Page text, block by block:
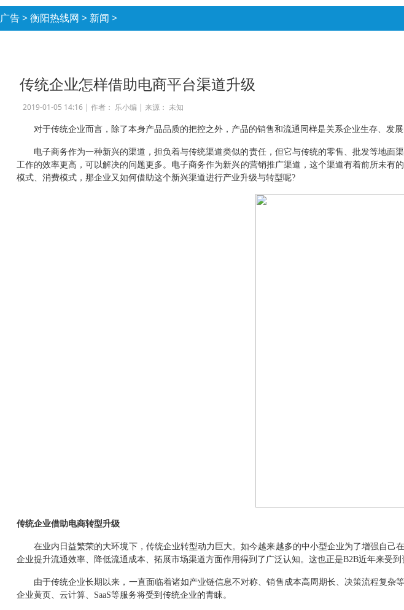
广告>衡阳热线网 > 新闻 >
传统企业怎样借助电商平台渠道升级
2019-01-05 14:16 | 作者： 乐小编 | 来源： 未知
对于传统企业而言，除了本身产品品质的把控之外，产品的销售和流通同样是关系企业生存、发
电子商务作为一种新兴的渠道，担负着与传统渠道类似的责任，但它与传统的零售、批发等地面
工作的效率更高，可以解决的问题更多。电子商务作为新兴的营销推广渠道，这个渠道有着前所未
模式、消费模式，那企业又如何借助这个新兴渠道进行产业升级与转型呢?
传统企业借助电商转型升级
在业内日益繁荣的大环境下，传统企业转型动力巨大。如今越来越多的中小型企业为了增强自
企业提升流通效率、降低流通成本、拓展市场渠道方面作用得到了广泛认知。这也正是B2B近年来受到
由于传统企业长期以来，一直面临着诸如产业链信息不对称、销售成本高周期长、决策流程复
企业黄页、云计算、 SaaS等服务将受到传统企业的青睐。